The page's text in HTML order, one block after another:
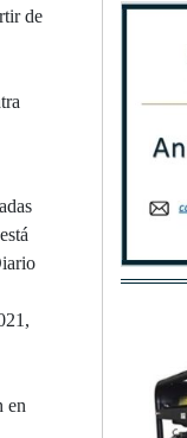
de
en